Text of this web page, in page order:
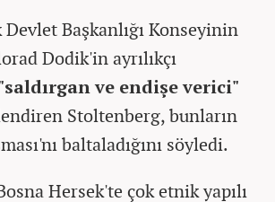
Başkanlığı Konseyinin
Dodik'in ayrılıkçı
ve endişe verici"
Stoltenberg, bunların
baltaladığını söyledi.
Hersek'te çok etnik yapılı